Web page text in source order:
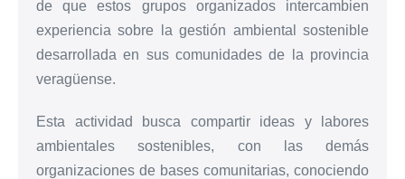
de que estos grupos organizados intercambien
experiencia sobre la gestión ambiental sostenible
desarrollada en sus comunidades de la provincia
veragüense.
Esta actividad busca compartir ideas y labores
ambientales sostenibles, con las demás
organizaciones de bases comunitarias, conociendo